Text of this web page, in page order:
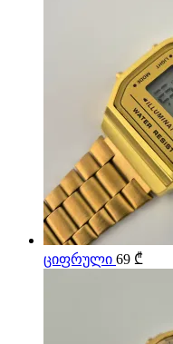
ციფრული 69 ₾